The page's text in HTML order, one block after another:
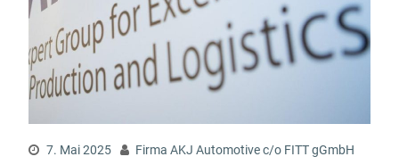
7. Mai 2025
Firma AKJ Automotive c/o FITT gGmbH